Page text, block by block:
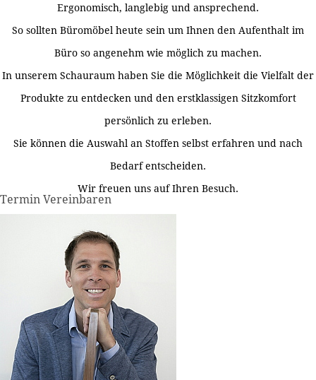
Ergonomisch, langlebig und ansprechend.
So sollten Büromöbel heute sein um Ihnen den Aufenthalt im
Büro so angenehm wie möglich zu machen.
In unserem Schauraum haben Sie die Möglichkeit die Vielfalt der
Produkte zu entdecken und den erstklassigen Sitzkomfort
persönlich zu erleben.
Sie können die Auswahl an Stoffen selbst erfahren und nach
Bedarf entscheiden.
Wir freuen uns auf Ihren Besuch.
Termin Vereinbaren